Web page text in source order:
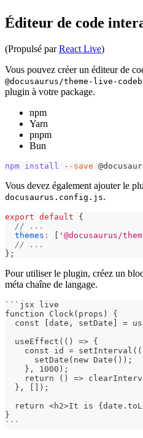
Éditeur de code
(Propulsé parReact Live)
Vous pouvez créer un éditeur de
@docusaurus/theme-live-
plugin à votre package.
npm
Yarn
pnpm
Bun
npm install --save
Vous devez également ajouter le
docusaurus.config.js.
export default
{
// ...
themes : '@docusaurus/
// ...
} ;
Pour utiliser le plugin, créez un
méta chaîne de langage.
``` jsx live
function Clock(props) {
const [date, setDate] =
  useEffect(() => {
const id =
      setDate(new Date());
    }, 1000);
return () =>
  }, []);
return <h2>It is
}
```